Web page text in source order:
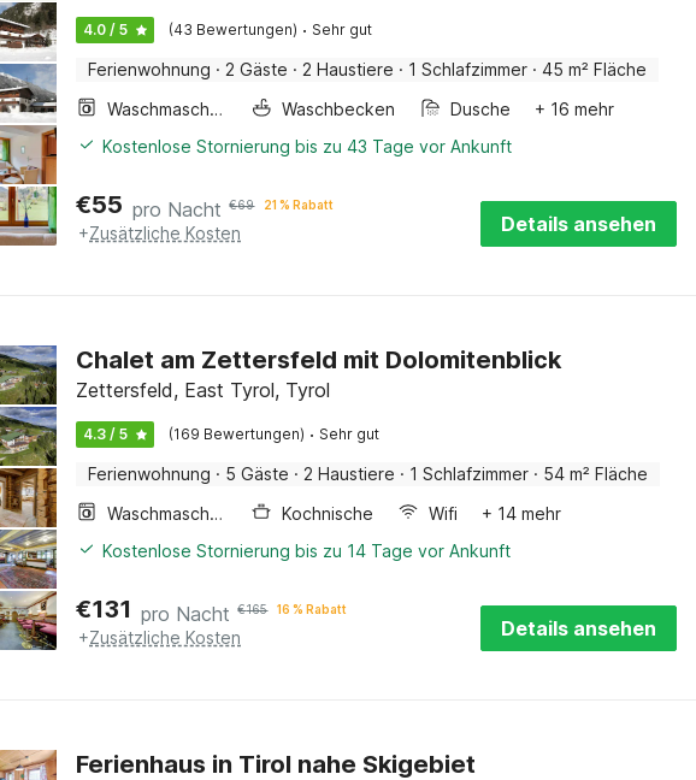
4.0 / 5 (43 Bewertungen) · Sehr gut
Ferienwohnung · 2 Gäste · 2 Haustiere · 1 Schlafzimmer · 45 m² Fläche
Waschmaschine
Waschbecken Dusche
+ 16 mehr
Kostenlose Stornierung bis zu 43 Tage vor Ankunft
€55 pro Nacht €69 21 % Rabatt
+Zusätzliche Kosten Details ansehen
Chalet am Zettersfeld mit Dolomitenblick
Zettersfeld, East Tyrol, Tyrol
4.3 / 5 (169 Bewertungen) · Sehr gut
Ferienwohnung · 5 Gäste · 2 Haustiere · 1 Schlafzimmer · 54 m² Fläche
Waschmaschine
Kochnische Wifi
+ 14 mehr
Kostenlose Stornierung bis zu 14 Tage vor Ankunft
€131 pro Nacht €165 16 % Rabatt
+Zusätzliche Kosten Details ansehen
Ferienhaus in Tirol nahe Skigebiet